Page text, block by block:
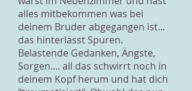
alles mitbekommen was bei
deinem Bruder abgegangen ist...
das hinterlässt Spuren.
Belastende Gedanken, Ängste,
Sorgen.... all das schwirrt noch in
deinem Kopf herum und hat dich